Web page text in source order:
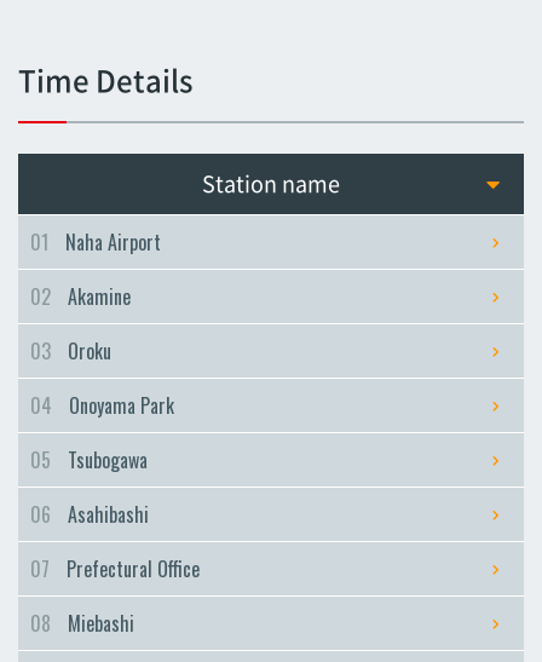
Asato
Naha City Hospital
Asahibashi
Prefectural Office
Miebashi
Omoromachi
Time Details
Station name
01
Naha Airport
02 Akamine
03
Oroku
04
Onoyama Park
05
Tsubogawa
06
Asahibashi
07
Prefectural Office
08
Miebashi